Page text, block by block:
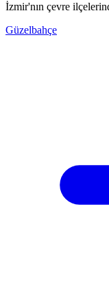
İzmir'nın çevre
Güzelbahçe